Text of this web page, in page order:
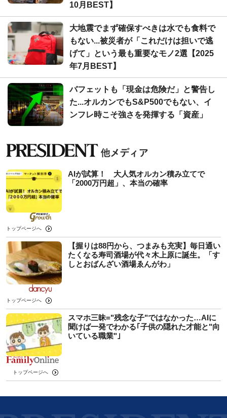
10月BEST】
大地震でまず確保すべきは水でも食料で
もない...被災者が「これだけは担いで逃
げて」という最も重要なモノ2選【2025
年7月BEST】
バフェットも「現金は危険だ」と警告し
た...オルカンでもS&P500でもない、イ
ンフレ時こそ強さを発揮する「資産」
AIが試算！ 大人気オルカン積み立てで
「2000万円超」、本当の確率
トップページへ
【握りは88円から、つまみも充実】毎日通い
たくなる寿司酒場が代々木上原に誕生。「す
しとおばんざい酒場ゑんがわ」
トップページへ
スマホ三昧="残念な子"ではなかった…AIに
聞けば一発でわかる｢子供の隠れた才能と"向
いている職業"｣
トップページへ